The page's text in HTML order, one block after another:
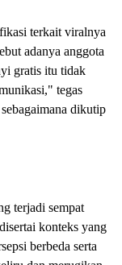
terkait viralnya
adanya anggota
gratis itu tidak
tegas
dikutip
terjadi sempat
konteks yang
berbeda serta